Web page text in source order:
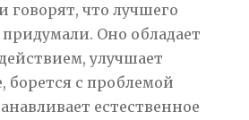
говорят, что лучшего
придумали. Оно обладает
улучшает
борется с проблемой
естественное